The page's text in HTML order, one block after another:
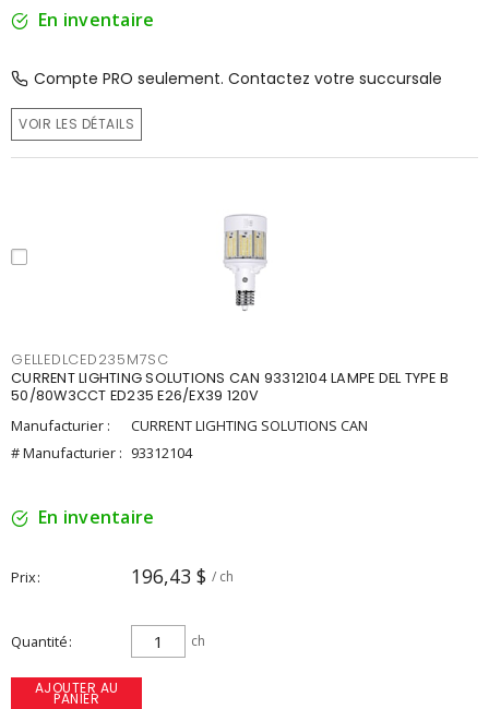
En inventaire
Compte PRO seulement. Contactez votre succursale
VOIR LES DÉTAILS
GELLEDLCED235M7SC
CURRENT LIGHTING SOLUTIONS CAN 93312104 LAMPE DEL TYPE B
50/80W3CCT ED235 E26/EX39 120V
Manufacturier :
CURRENT LIGHTING SOLUTIONS CAN
# Manufacturier : 93312104
En inventaire
Prix 196,43 $ / ch
Quantité ch
AJOUTER AU
PANIER